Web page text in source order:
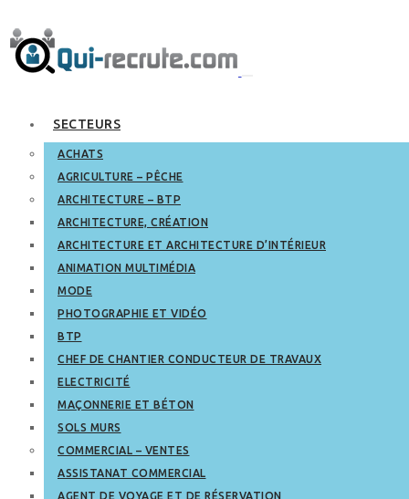
SECTEURS
ACHATS
AGRICULTURE – PÊCHE
ARCHITECTURE – BTP
ARCHITECTURE, CRÉATION
ARCHITECTURE ET ARCHITECTURE D’INTÉRIEUR
ANIMATION MULTIMÉDIA
MODE
PHOTOGRAPHIE ET VIDÉO
BTP
CHEF DE CHANTIER CONDUCTEUR DE TRAVAUX
ELECTRICITÉ
MAÇONNERIE ET BÉTON
SOLS MURS
COMMERCIAL – VENTES
ASSISTANAT COMMERCIAL
AGENT DE VOYAGE ET DE RÉSERVATION